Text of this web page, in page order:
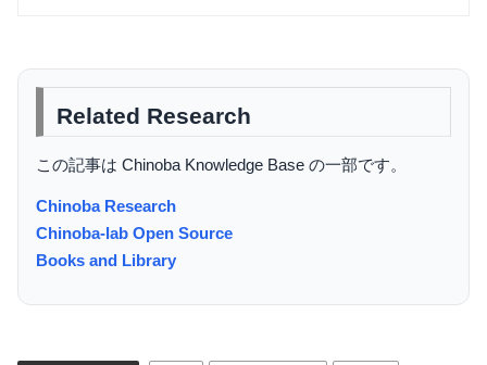
Related Research
この記事は Chinoba Knowledge Base の一部です。
Chinoba Research
Chinoba-lab Open Source
Books and Library